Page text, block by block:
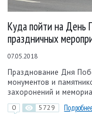
Куда пойти на День
праздничных
07.05.2018
Празднование Дня
монументов и
захоронений и
0 5729 Подробнее